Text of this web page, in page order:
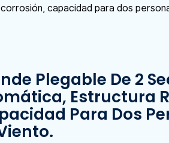
capacidad para dos
Plegable De 2
Estructura
Para Dos